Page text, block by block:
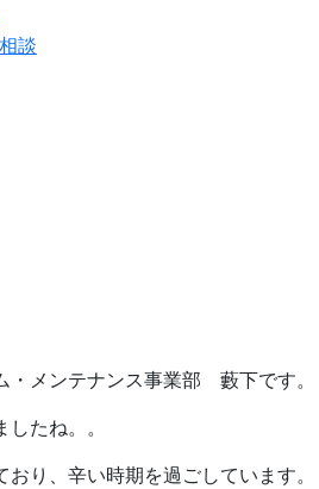
談
・メンテナンス事業部 藪下です。
たね。。
り、辛い時期を過ごしています。